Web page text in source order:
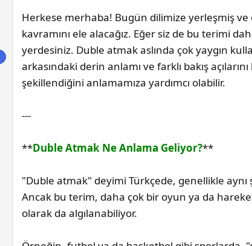
Herkese merhaba! Bugün dilimize yerleşmiş ve
kavramını ele alacağız. Eğer siz de bu terimi
yerdesiniz. Duble atmak aslında çok yaygın
arkasındaki derin anlamı ve farklı bakış
şekillendiğini anlamamıza yardımcı olabilir.
---
**Duble Atmak Ne Anlama Geliyor?**
"Duble atmak" deyimi Türkçede, genellikle aynı
Ancak bu terim, daha çok bir oyun ya da
olarak da algılanabiliyor.